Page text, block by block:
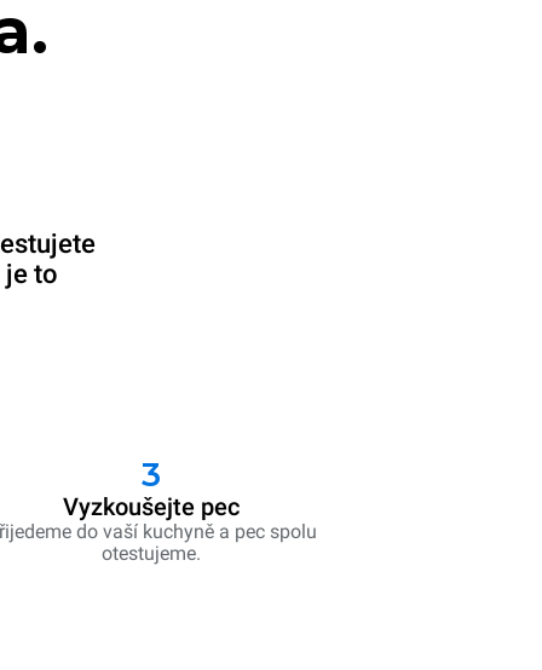
je to
3
Vyzkoušejte pec
do vaší kuchyně a pec spolu
otestujeme.